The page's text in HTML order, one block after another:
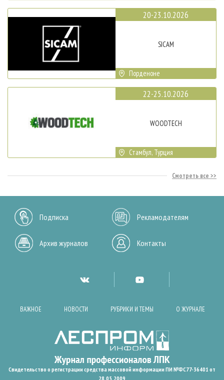
20-23.10.2026
SICAM
Порденоне
22-25.10.2026
WOODTECH
Стамбул, Турция
Смотреть все
Подписка Рекламодателям
Архив журналов Контакты
ВАЖНОЕ НОВОСТИ РУБРИКИ И ТЕМЫ О ЖУРНАЛЕ
Свидетельство о регистрации средства массовой информации ПИ №ФС77-36401 от
28.05.2009